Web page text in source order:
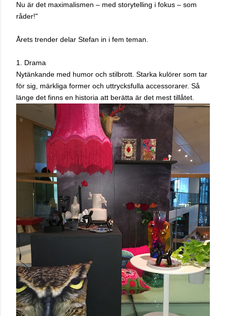
Nu är det maximalismen – med storytelling i fokus – som
råder!"
Årets trender delar Stefan in i fem teman.
1. Drama
Nytänkande med humor och stilbrott. Starka kulörer som tar
för sig, märkliga former och uttrycksfulla accessorarer. Så
länge det finns en historia att berätta är det mest tillåtet.